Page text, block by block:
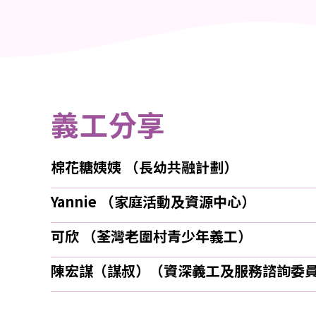
義工分享
棉花糖姨姨 （長幼共融計劃）
Yannie （家庭活動及資源中心）
可欣 （荃灣老圍村青少年義工）
陳宏謀（謀叔）（資深義工及服務諮詢委